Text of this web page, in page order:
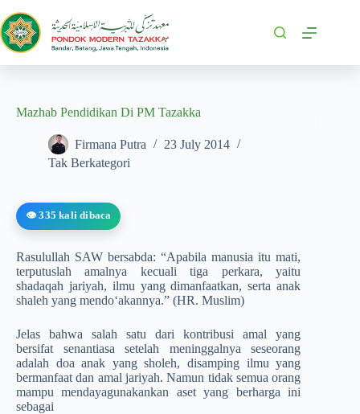
Mazhab Pendidikan Di PM Tazakka
Firmana Putra
23 July 2014
Tak Berkategori
👁️ 335 kali dibaca
Rasulullah SAW bersabda: “Apabila manusia itu mati,
terputuslah amalnya kecuali tiga perkara, yaitu
shadaqah jariyah, ilmu yang dimanfaatkan, serta anak
shaleh yang mendo‘akannya.” (HR. Muslim)
Jelas bahwa salah satu dari kontribusi amal yang
bersifat senantiasa setelah meninggalnya seseorang
adalah doa anak yang sholeh, disamping ilmu yang
bermanfaat dan amal jariyah. Namun tidak semua orang
mampu mendayagunakankan aset yang berharga ini
sebagai